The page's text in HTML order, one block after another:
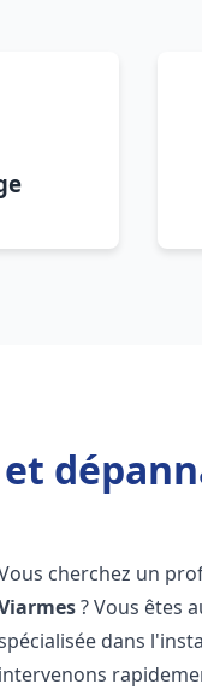
cherchez un
? Vous êtes
dans
intervenons